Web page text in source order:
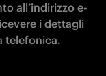
all’indirizzo e-
i dettagli
telefonica.